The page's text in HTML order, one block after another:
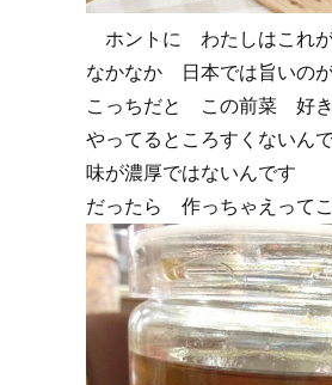
ホントに わたしはこれが
なかなか 日本では旨いの
こっちだと この前菜 好
やってるところすくない
味が濃厚ではないんです
だったら 作っちゃえって